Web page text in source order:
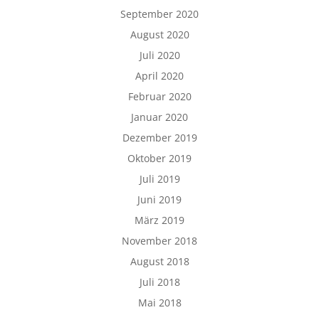
September 2020
August 2020
Juli 2020
April 2020
Februar 2020
Januar 2020
Dezember 2019
Oktober 2019
Juli 2019
Juni 2019
März 2019
November 2018
August 2018
Juli 2018
Mai 2018